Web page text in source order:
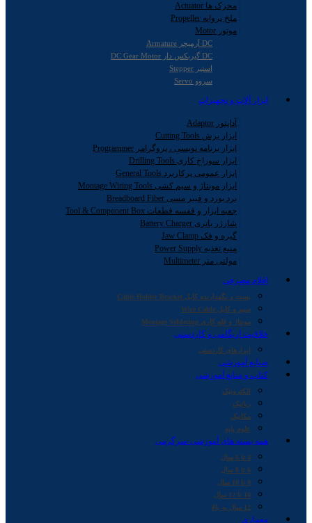
محرک ها Actuator
ملخ پروانه Propeller
موتور Motor
DC آرمیچر Armature
DC گیربکس دار DC Gear Motor
استپر Stepper
سروو Servo
ابزار آلات و تجهیزات
آداپتور Adaptor
ابزار برش Cutting Tools
ابزار برنامه نویسی ، پروگرامر Programmer
ابزار سوراخ کاری Drilling Tools
ابزار عمومی پرکاربرد General Tools
ابزار مونتاژ و سیم کشی Montage Wiring Tools
برد بورد و فیبر مسی Breadboard Fiber
جعبه ابزار و قفسه قطعات Tool & Component Box
شارژر باتری Battery Charger
گیره و فک Jaw Clamp
منبع تغذیه Power Supply
مولتی متر Multimeter
اقلام مصرفی
بست و نگهدارنده کابل Cable Holder Bracket
سیم و کابل Wire Cable
مونتاژ و قلع کاری Montage Soldering
خلاقیت اریگامی و کاردستی
ابزارهای کاردستی
صنایع آموزشی
کتاب و منابع آموزشی
الکترونیک
رباتیک
مکانیک
علوم پایه
همه بسته های آموزشی-سرگرمی
4 تا 6 سال
6 تا 8 سال
8 تا 10 سال
10 تا 12 سال
12 سال به بالا
معماری